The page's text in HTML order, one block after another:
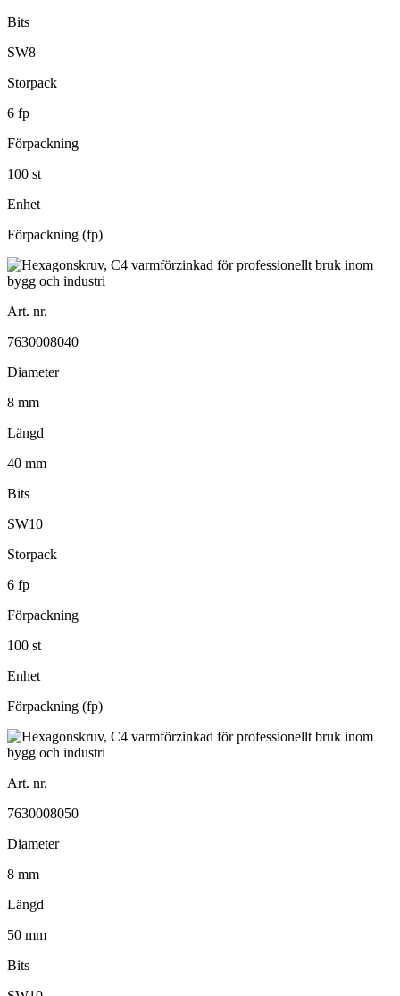
Bits
SW8
Storpack
6 fp
Förpackning
100 st
Enhet
Förpackning (fp)
Art. nr.
7630008040
Diameter
8 mm
Längd
40 mm
Bits
SW10
Storpack
6 fp
Förpackning
100 st
Enhet
Förpackning (fp)
Art. nr.
7630008050
Diameter
8 mm
Längd
50 mm
Bits